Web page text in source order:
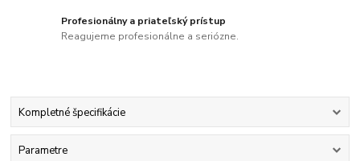
Profesionálny a priateľský prístup
Reagujeme profesionálne a seriózne.
Kompletné špecifikácie
Parametre